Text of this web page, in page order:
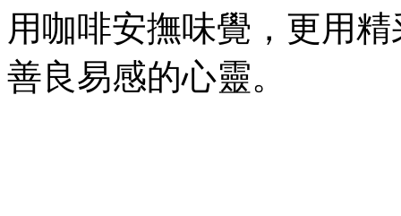
用咖啡安撫味覺，更用
善良易感的心靈。